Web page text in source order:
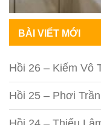
BÀI VIẾT MỚI
Hồi 26 – Kiếm Vô
Hồi 25 – Phơi